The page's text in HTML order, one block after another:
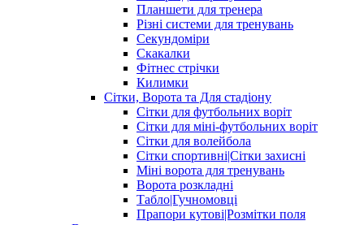
Планшети для тренера
Різні системи для тренувань
Секундоміри
Скакалки
Фітнес стрічки
Килимки
Сітки, Ворота та Для стадіону
Сітки для футбольних воріт
Сітки для міні-футбольних воріт
Сітки для волейбола
Сітки спортивні|Cітки захисні
Міні ворота для тренувань
Ворота розкладні
Табло|Гучномовці
Прапори кутові|Розмітки поля